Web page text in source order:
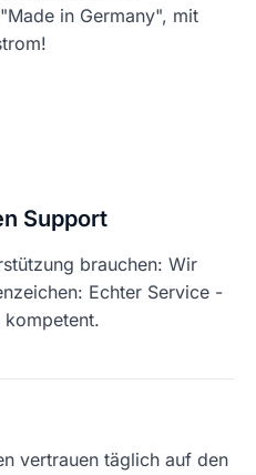
"Made in Germany", mit
Support
brauchen: Wir
Echter Service -
vertrauen täglich auf den